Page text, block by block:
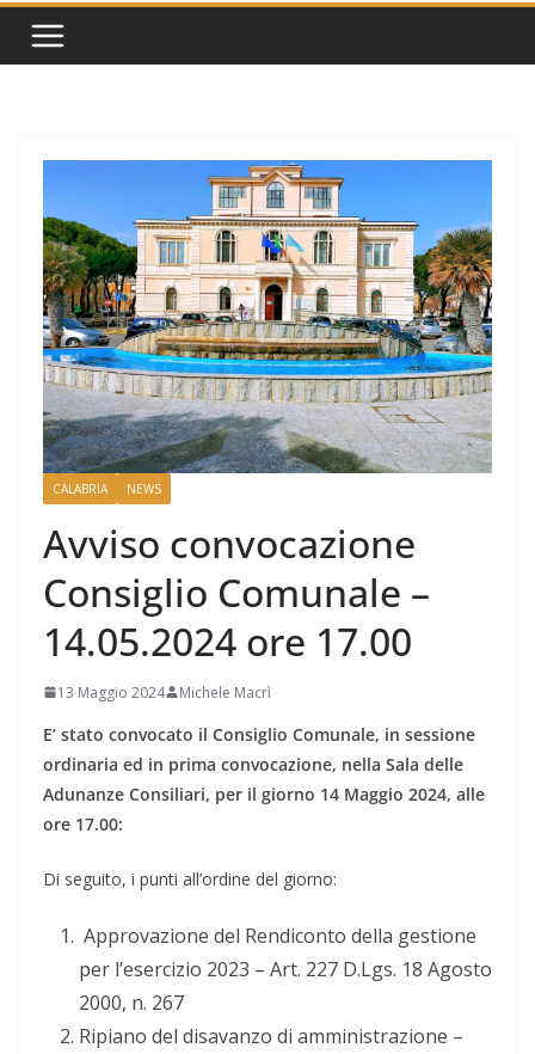
CALABRIA NEWS
Avviso convocazione
Consiglio Comunale –
14.05.2024 ore 17.00
13 Maggio 2024 Michele Macrì
E’ stato convocato il Consiglio Comunale, in sessione
ordinaria ed in prima convocazione, nella Sala delle
Adunanze Consiliari, per il giorno 14 Maggio 2024, alle
ore 17.00:
Di seguito, i punti all’ordine del giorno:
Approvazione del Rendiconto della gestione
per l’esercizio 2023 – Art. 227 D.Lgs. 18 Agosto
2000, n. 267
Ripiano del disavanzo di amministrazione –